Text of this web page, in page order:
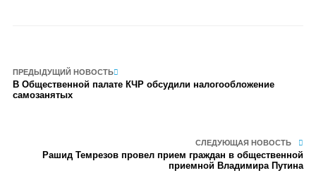
ПРЕДЫДУЩИЙ НОВОСТЬ
В Общественной палате КЧР обсудили налогообложение
самозанятых
СЛЕДУЮЩАЯ НОВОСТЬ
Рашид Темрезов провел прием граждан в общественной
приемной Владимира Путина